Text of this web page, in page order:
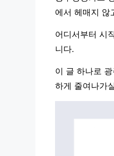
에서 헤매지 않
어디서부터 시
니다.
이 글 하나로
하게 줄여나가